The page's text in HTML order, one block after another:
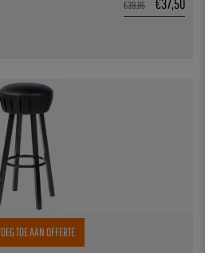
€39,95 €37,50
TOE AAN OFFERTE